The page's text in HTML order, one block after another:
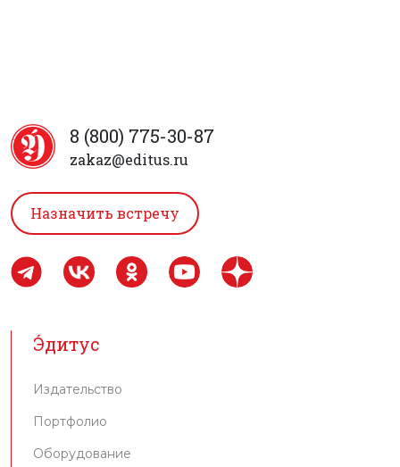
8 (800) 775-30-87
zakaz@editus.ru
Назначить встречу
Э́дитус
Издательство
Портфолио
Оборудование